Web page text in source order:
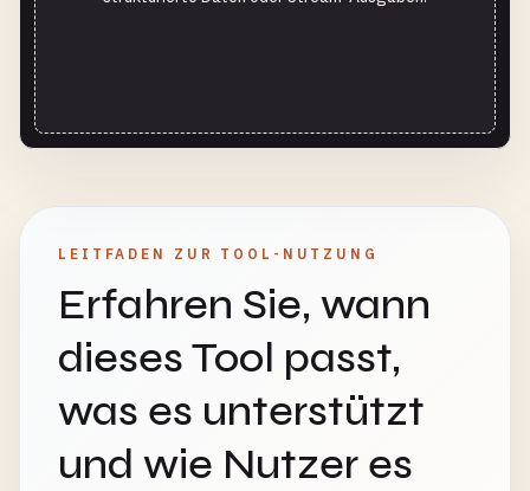
LEITFADEN ZUR TOOL-NUTZUNG
Erfahren Sie, wann
dieses Tool passt,
was es unterstützt
und wie Nutzer es